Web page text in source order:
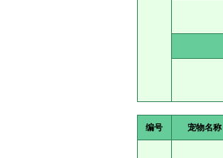
编号 宠物名称